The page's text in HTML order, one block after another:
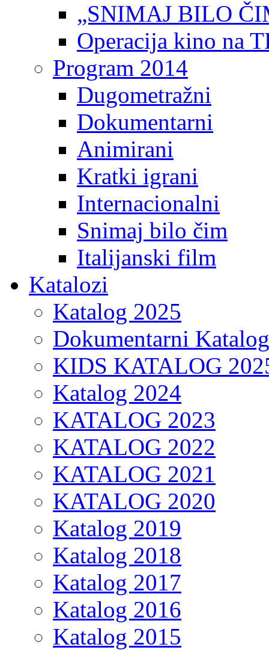
„SNIMAJ BILO
Operacija kino na
Program 2014
Dugometražni
Dokumentarni
Animirani
Kratki igrani
Internacionalni
Snimaj bilo čim
Italijanski film
Katalozi
Katalog 2025
Dokumentarni Katalog
KIDS KATALOG
Katalog 2024
KATALOG 2023
KATALOG 2022
KATALOG 2021
KATALOG 2020
Katalog 2019
Katalog 2018
Katalog 2017
Katalog 2016
Katalog 2015